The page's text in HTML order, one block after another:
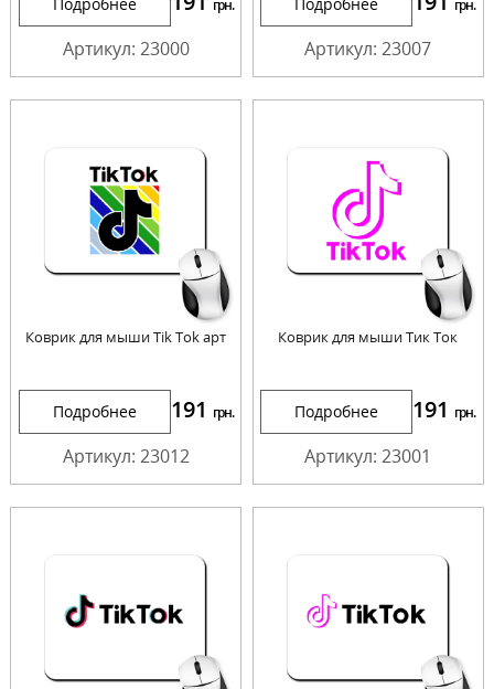
грн.
Артикул: 23000
грн.
Артикул: 23007
Коврик для мыши Tik Tok арт
Подробнее 191 грн.
Артикул: 23012
Коврик для мыши Тик Ток
Подробнее 191 грн.
Артикул: 23001